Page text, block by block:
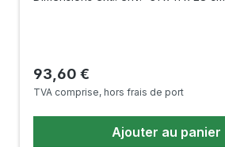
Prix régulier :
93,60 €
TVA comprise, hors frais de port
Ajouter au panier